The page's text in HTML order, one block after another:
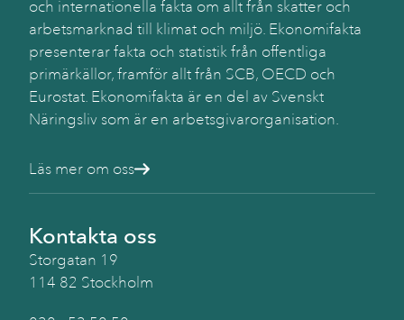
och internationella fakta om allt från skatter och
arbetsmarknad till klimat och miljö. Ekonomifakta
presenterar fakta och statistik från offentliga
primärkällor, framför allt från SCB, OECD och
Eurostat. Ekonomifakta är en del av Svenskt
Näringsliv som är en arbetsgivarorganisation.
Läs mer om oss
Kontakta oss
Storgatan 19
114 82 Stockholm